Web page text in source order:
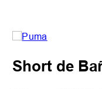
Short de